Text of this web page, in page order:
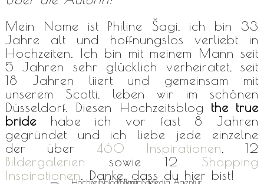
Mein Name ist Philine Šagi, ich bin 33
Jahre alt und hoffnungslos verliebt in
Hochzeiten. Ich bin mit meinem Mann seit
5 Jahren sehr glücklich verheiratet, seit
18 Jahren liiert und gemeinsam mit
unserem Scotti, leben wir im schönen
Düsseldorf. Diesen Hochzeitsblog the true
bride habe ich vor fast 8 Jahren
gegründet und ich liebe jede einzelne
der über 460 Inspirationen, 12
Bildergalerien sowie 12 Shopping
Inspirationen. Danke, dass du hier bist!